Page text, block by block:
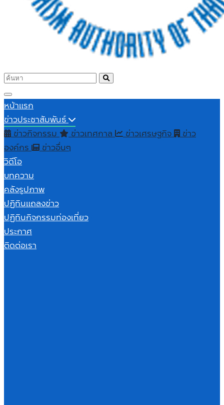
หน้าแรก
ข่าวประชาสัมพันธ์
ข่าวกิจกรรม
ข่าวเทศกาล ข่าวเศรษฐกิจ ข่าว
องค์กร
ข่าวอื่นๆ
วิดีโอ
บทความ
คลังรูปภาพ
ปฏิทินแถลงข่าว
ปฏิทินกิจกรรมท่องเที่ยว
ประกาศ
ติดต่อเรา